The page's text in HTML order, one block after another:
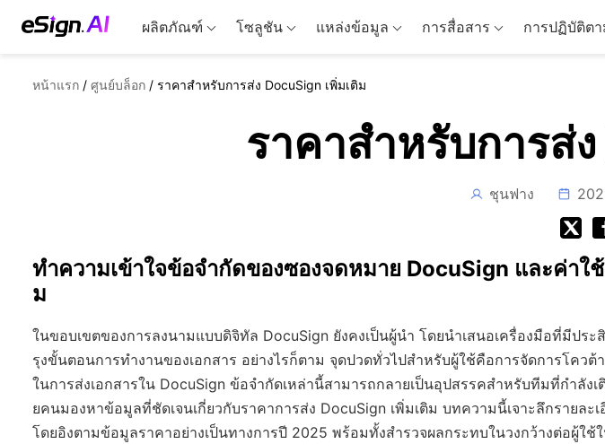
ผลิตภัณฑ์ โซลูชัน แหล่งข้อมูล การสื่อสาร การปฏิบัติต
หน้าแรก / ศูนย์บล็อก / ราคาสำหรับการส่ง DocuSign เพิ่มเติม
ราคาสำหรับการส่
ชุนฟาง
ทำความเข้าใจข้อจำกัดของซองจดหมาย DocuSign และค่าใช้
ม
ในขอบเขตของการลงนามแบบดิจิทัล DocuSign ยังคงเป็นผู้นำ โดยนำเสนอเครื่องมือที่มีปร
รุงขั้นตอนการทำงานของเอกสาร อย่างไรก็ตาม จุดปวดทั่วไปสำหรับผู้ใช้คือการจัดการโคว
ในการส่งเอกสารใน DocuSign ข้อจำกัดเหล่านี้สามารถกลายเป็นอุปสรรคสำหรับทีมที่กำลังเ
ยคนมองหาข้อมูลที่ชัดเจนเกี่ยวกับราคาการส่ง DocuSign เพิ่มเติม บทความนี้เจาะลึกรายละ
โดยอิงตามข้อมูลราคาอย่างเป็นทางการปี 2025 พร้อมทั้งสำรวจผลกระทบในวงกว้างต่อผู้ใช้